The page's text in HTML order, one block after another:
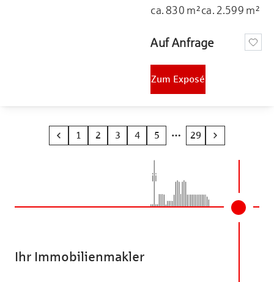
ca. 830 m²ca. 2.599 m²
Auf Anfrage
Zum Exposé
1 2 3 4 5 29
Ihr Immobilienmakler